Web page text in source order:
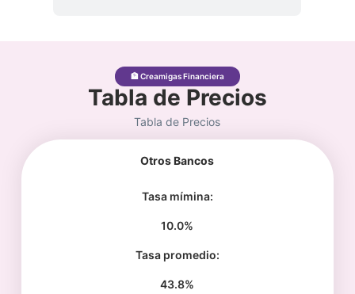
🏦 Creamigas Financiera
Tabla de Precios
Tabla de Precios
Otros Bancos
Tasa mímina:
10.0%
Tasa promedio:
43.8%